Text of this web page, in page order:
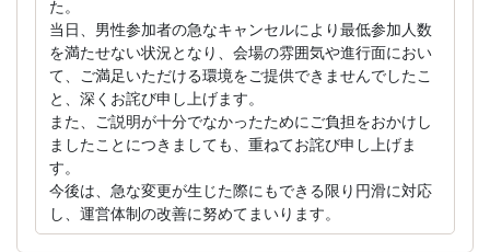
た。
当日、男性参加者の急なキャンセルにより最低参加人数
を満たせない状況となり、会場の雰囲気や進行面におい
て、ご満足いただける環境をご提供できませんでしたこ
と、深くお詫び申し上げます。
また、ご説明が十分でなかったためにご負担をおかけし
ましたことにつきましても、重ねてお詫び申し上げま
す。
今後は、急な変更が生じた際にもできる限り円滑に対応
し、運営体制の改善に努めてまいります。